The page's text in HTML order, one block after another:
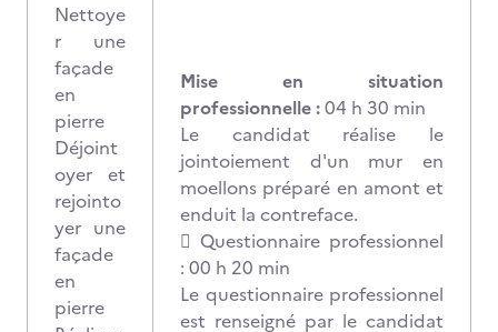
Nettoye
r une
façade
en
pierre
Déjoint
oyer et
rejointo
yer une
façade
en
pierre
Mise en situation
professionnelle :04 h 30 min
Le candidat réalise le
jointoiement d'un mur en
moellons préparé en amont et
enduit la contreface.
 Questionnaire professionnel
: 00 h 20 min
Le questionnaire professionnel
est renseigné par le candidat